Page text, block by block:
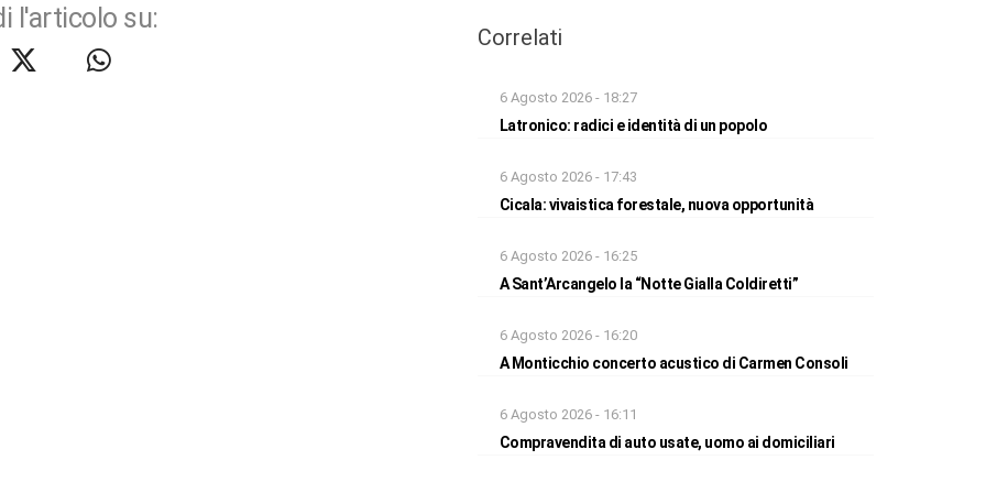
l'articolo su:
Correlati
6 Agosto 2026 - 18:27
Latronico: radici e identità di un popolo
6 Agosto 2026 - 17:43
Cicala: vivaistica forestale, nuova opportunità
6 Agosto 2026 - 16:25
A Sant’Arcangelo la “Notte Gialla Coldiretti”
6 Agosto 2026 - 16:20
A Monticchio concerto acustico di Carmen Consoli
6 Agosto 2026 - 16:11
Compravendita di auto usate, uomo ai domiciliari